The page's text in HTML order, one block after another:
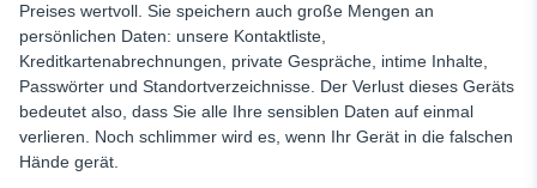
Preises wertvoll. Sie speichern auch große Mengen an
persönlichen Daten: unsere Kontaktliste,
Kreditkartenabrechnungen, private Gespräche, intime Inhalte,
Passwörter und Standortverzeichnisse. Der Verlust dieses Geräts
bedeutet also, dass Sie alle Ihre sensiblen Daten auf einmal
verlieren. Noch schlimmer wird es, wenn Ihr Gerät in die falschen
Hände gerät.
Wie richtet man die gemeinsame Nutzung der Apple ID
durch die Familie ein und verfolgt den Standort?
Kann man das iPhone einer anderen Person ohne Erlaubnis
rechtlich verfolgen?
Schlussfolgerung